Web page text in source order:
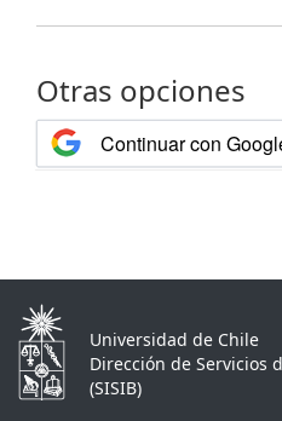
Otras opciones
Continuar con
Universidad de Chile
Dirección de Servicios
(SISIB)